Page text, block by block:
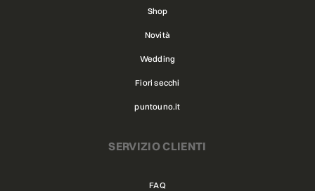
Shop
Novità
Wedding
Fiori secchi
puntouno.it
SERVIZIO CLIENTI
FAQ